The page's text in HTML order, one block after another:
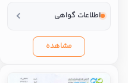
اطلاعات گواهی
مشاهده